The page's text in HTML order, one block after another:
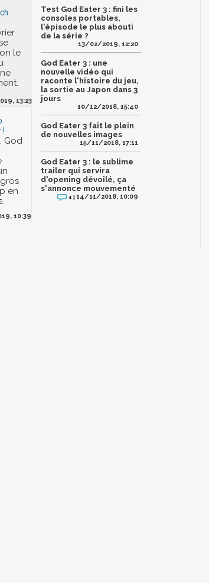
le
13:23
!
God
en
10:39
Test God Eater 3 : fini les
consoles portables,
l'épisode le plus abouti
de la série ?
13/02/2019, 12:20
God Eater 3 : une
nouvelle vidéo qui
raconte l'histoire du jeu,
la sortie au Japon dans 3
jours
10/12/2018, 15:40
God Eater 3 fait le plein
de nouvelles images
15/11/2018, 17:11
God Eater 3 : le sublime
trailer qui servira
d'opening dévoilé, ça
s'annonce mouvementé
1 |14/11/2018, 10:09